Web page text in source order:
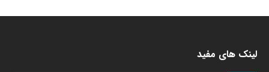
لینک های مفید